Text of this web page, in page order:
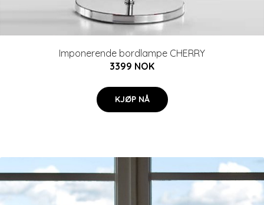
Imponerende bordlampe CHERRY
3399 NOK
KJØP NÅ